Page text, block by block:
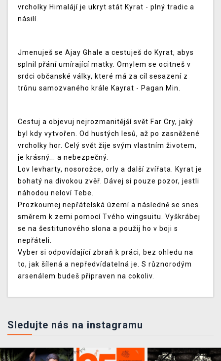
vrcholky Himalájí je ukryt stát Kyrat - plný tradic a
násilí.
Jmenuješ se Ajay Ghale a cestuješ do Kyrat, abys
splnil přání umírající matky. Omylem se ocitneš v
srdci občanské války, které má za cíl sesazení z
trůnu samozvaného krále Kayrat - Pagan Min.
Cestuj a objevuj nejrozmanitější svět Far Cry, jaký
byl kdy vytvořen. Od hustých lesů, až po zasněžené
vrcholky hor. Celý svět žije svým vlastním životem,
je krásný... a nebezpečný.
Lov levharty, nosorožce, orly a další zvířata. Kyrat je
bohatý na divokou zvěř. Dávej si pouze pozor, jestli
náhodou neloví Tebe.
Prozkoumej nepřátelská území a následně se snes
směrem k zemi pomocí Tvého wingsuitu. Vyškrábej
se na šestitunového slona a použij ho v boji s
nepřáteli.
Vyber si odpovídající zbraň k práci, bez ohledu na
to, jak šílená a nepředvídatelná je. S různorodým
arsenálem budeš připraven na cokoliv.
Sledujte nás na instagramu